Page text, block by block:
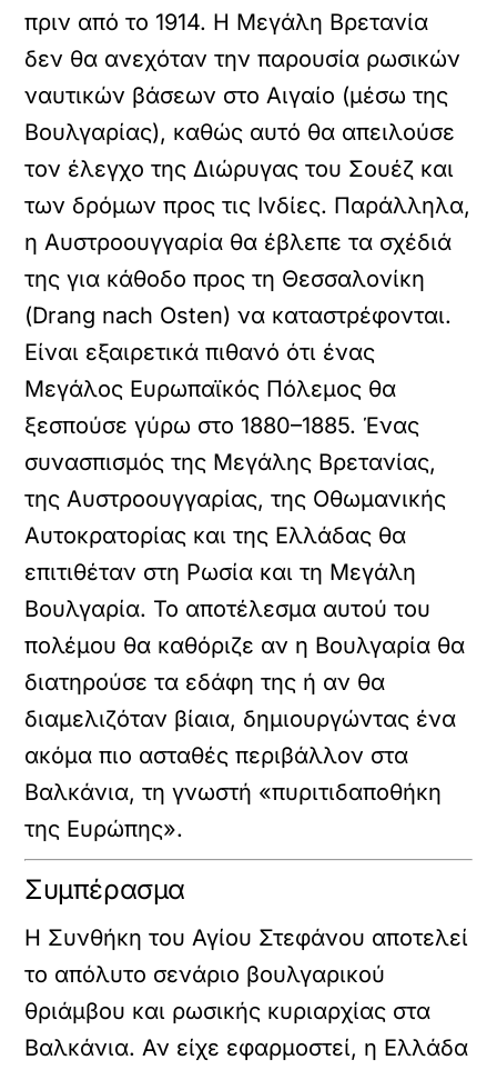
πριν από το 1914. Η Μεγάλη Βρετανία
δεν θα ανεχόταν την παρουσία ρωσικών
ναυτικών βάσεων στο Αιγαίο (μέσω της
Βουλγαρίας), καθώς αυτό θα απειλούσε
τον έλεγχο της Διώρυγας του Σουέζ και
των δρόμων προς τις Ινδίες. Παράλληλα,
η Αυστροουγγαρία θα έβλεπε τα σχέδιά
της για κάθοδο προς τη Θεσσαλονίκη
(Drang nach Osten) να καταστρέφονται.
Είναι εξαιρετικά πιθανό ότι ένας
Μεγάλος Ευρωπαϊκός Πόλεμος θα
ξεσπούσε γύρω στο 1880–1885. Ένας
συνασπισμός της Μεγάλης Βρετανίας,
της Αυστροουγγαρίας, της Οθωμανικής
Αυτοκρατορίας και της Ελλάδας θα
επιτιθέταν στη Ρωσία και τη Μεγάλη
Βουλγαρία. Το αποτέλεσμα αυτού του
πολέμου θα καθόριζε αν η Βουλγαρία θα
διατηρούσε τα εδάφη της ή αν θα
διαμελιζόταν βίαια, δημιουργώντας ένα
ακόμα πιο ασταθές περιβάλλον στα
Βαλκάνια, τη γνωστή «πυριτιδαποθήκη
της Ευρώπης».
Συμπέρασμα
Η Συνθήκη του Αγίου Στεφάνου αποτελεί
το απόλυτο σενάριο βουλγαρικού
θριάμβου και ρωσικής κυριαρχίας στα
Βαλκάνια. Αν είχε εφαρμοστεί, η Ελλάδα